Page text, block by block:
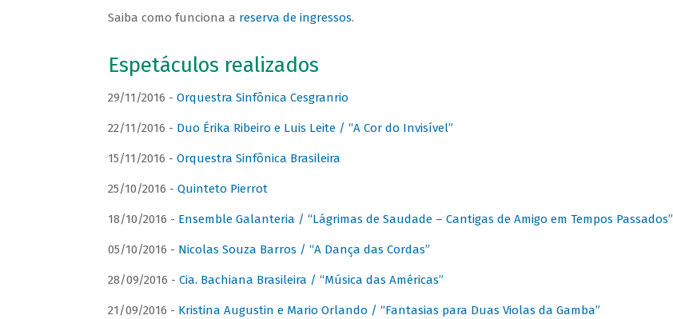
Saiba como funciona a reserva de ingressos.
Espetáculos realizados
29/11/2016 - Orquestra Sinfônica Cesgranrio
22/11/2016 - Duo Érika Ribeiro e Luis Leite / “A Cor do Invisível”
15/11/2016 - Orquestra Sinfônica Brasileira
25/10/2016 - Quinteto Pierrot
18/10/2016 - Ensemble Galanteria / “Lágrimas de Saudade – Cantigas de Amigo em Tempos Passados”
05/10/2016 - Nicolas Souza Barros / “A Dança das Cordas”
28/09/2016 - Cia. Bachiana Brasileira / “Música das Américas”
21/09/2016 - Kristina Augustin e Mario Orlando / “Fantasias para Duas Violas da Gamba”